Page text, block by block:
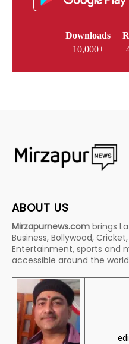
Downloads
10,000+
ABOUT US
Mirzapurnews.com brings
Business, Bollywood,
Entertainment, sports and
accessible around the